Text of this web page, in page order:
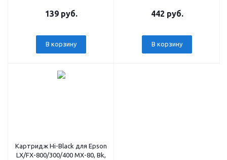
139 руб.
В корзину
442 руб.
В корзину
Картридж Hi-Black для Epson
LX/FX-800/300/400 MX-80, Bk,